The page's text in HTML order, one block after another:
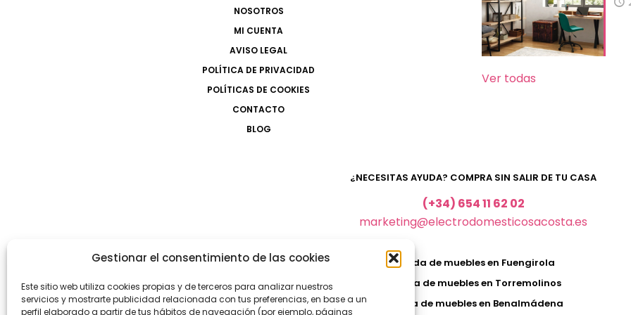
Gestionar el consentimiento de las cookies
Este sitio web utiliza cookies propias y de terceros para analizar nuestros
servicios y mostrarte publicidad relacionada con tus preferencias, en base a un
perfil elaborado a partir de tus hábitos de navegación (por ejemplo, páginas
NOSOTROS
MI CUENTA
AVISO LEGAL
POLÍTICA DE PRIVACIDAD
POLÍTICAS DE COOKIES
CONTACTO
BLOG
Ver todas
¿NECESITAS AYUDA? COMPRA SIN SALIR DE TU CASA
(+34) 654 11 62 02
marketing@electrodomesticosacosta.es
Tienda de muebles en Fuengirola
Tienda de muebles en Torremolinos
Tienda de muebles en Benalmádena